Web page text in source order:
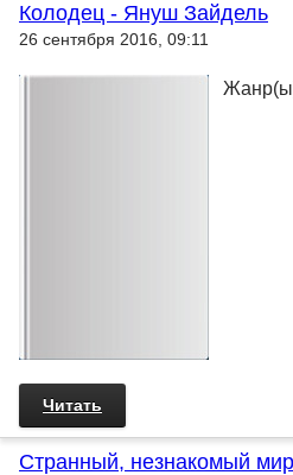
Колодец - Януш Зайдель
26 сентября 2016, 09:11
Читать
Странный, незнакомый